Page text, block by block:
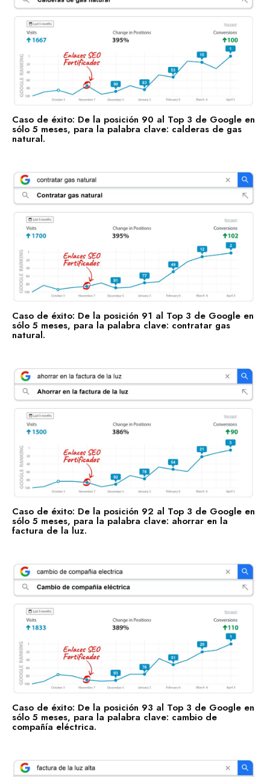
Consultoría de Gestión
Manufactura y Producción
Telecomunicaciones
Retail
Ingeniería
Comunicación y Entretenimiento
Energía y Servicios Públicos
Transporte y Logística
Salud y Bienestar
Nosotros
Reserva tu Consultoría Gratuita
Contacto
Marquemos tu Norte Juntos.
Estás a punto de sentarte a la mesa con gente que te
ayudará a marcar tu norte, con gente que sí sabe dónde
va.
Caso de éxito: De la posición 90 al Top 3 de Google en
sólo 5 meses, para la palabra clave: calderas de gas
natural.
Caso de éxito: De la posición 91 al Top 3 de Google en
sólo 5 meses, para la palabra clave: contratar gas
natural.
Caso de éxito: De la posición 92 al Top 3 de Google en
sólo 5 meses, para la palabra clave: ahorrar en la
factura de la luz.
Caso de éxito: De la posición 93 al Top 3 de Google en
sólo 5 meses, para la palabra clave: cambio de
compañía eléctrica.